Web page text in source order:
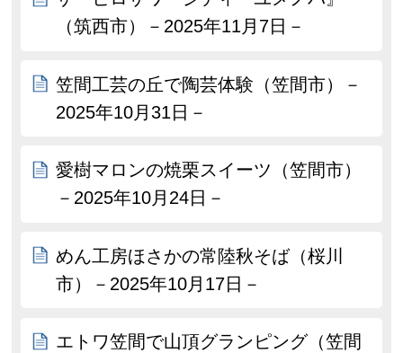
（筑西市）－2025年11月7日－
笠間工芸の丘で陶芸体験（笠間市）－
2025年10月31日－
愛樹マロンの焼栗スイーツ（笠間市）
－2025年10月24日－
めん工房ほさかの常陸秋そば（桜川
市）－2025年10月17日－
エトワ笠間で山頂グランピング（笠間